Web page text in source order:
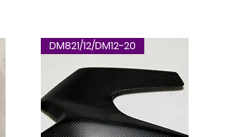
DM821/12/DM12-20